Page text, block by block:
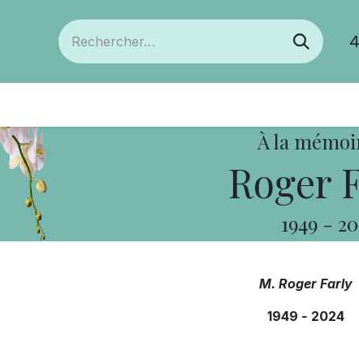
À la
Roger
1949 -
M. Roger Farly
1949 - 2024